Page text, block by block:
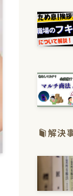
解決